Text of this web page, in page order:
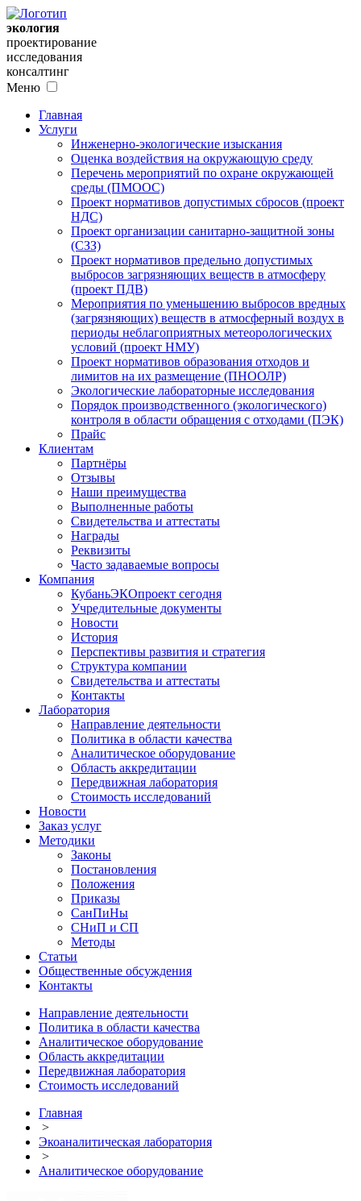
экология
проектирование
исследования
консалтинг
Меню
Главная
Услуги
Инженерно-экологические изыскания
Оценка воздействия на окружающую среду
Перечень мероприятий по охране окружающей
среды (ПМООС)
Проект нормативов допустимых сбросов (проект
НДС)
Проект организации санитарно-защитной зоны
(СЗЗ)
Проект нормативов предельно допустимых
выбросов загрязняющих веществ в атмосферу
(проект ПДВ)
Мероприятия по уменьшению выбросов вредных
(загрязняющих) веществ в атмосферный воздух в
периоды неблагоприятных метеорологических
условий (проект НМУ)
Проект нормативов образования отходов и
лимитов на их размещение (ПНООЛР)
Экологические лабораторные исследования
Порядок производственного (экологического)
контроля в области обращения с отходами (ПЭК)
Прайс
Клиентам
Партнёры
Отзывы
Наши преимущества
Выполненные работы
Свидетельства и аттестаты
Награды
Реквизиты
Часто задаваемые вопросы
Компания
КубаньЭКОпроект сегодня
Учредительные документы
Новости
История
Перспективы развития и стратегия
Структура компании
Свидетельства и аттестаты
Контакты
Лаборатория
Направление деятельности
Политика в области качества
Аналитическое оборудование
Область аккредитации
Передвижная лаборатория
Стоимость исследований
Новости
Заказ услуг
Методики
Законы
Постановления
Положения
Приказы
СанПиНы
СНиП и СП
Методы
Статьи
Общественные обсуждения
Контакты
Направление деятельности
Политика в области качества
Аналитическое оборудование
Область аккредитации
Передвижная лаборатория
Стоимость исследований
Главная
>
Экоаналитическая лаборатория
>
Аналитическое оборудование